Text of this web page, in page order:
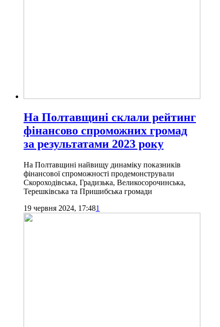
На Полтавщині склали рейтинг
фінансово спроможних громад
за результатами 2023 року
На Полтавщині найвищу динаміку показників
фінансової спроможності продемонстрували
Скороходівська, Градизька, Великосорочинська,
Терешківська та Пришибська громади
19 червня 2024, 17:481